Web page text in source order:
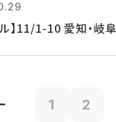
ル】11/1-10 愛知・岐
1 2